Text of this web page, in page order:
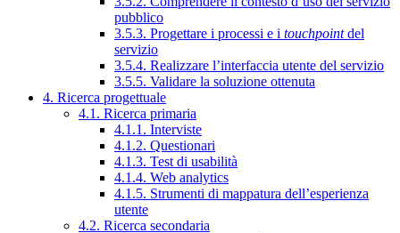
pubblico
3.5.3. Progettare i processi e i touchpointdel
servizio
3.5.4. Realizzare l’interfaccia utente del servizio
3.5.5. Validare la soluzione ottenuta
4. Ricerca progettuale
4.1. Ricerca primaria
4.1.1. Interviste
4.1.2. Questionari
4.1.3. Test di usabilità
4.1.4. Web analytics
4.1.5. Strumenti di mappatura dell’esperienza
utente
4.2. Ricerca secondaria